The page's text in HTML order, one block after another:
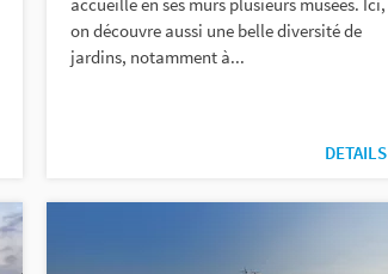
on découvre aussi une belle diversité de
jardins, notamment à...
DETAILS